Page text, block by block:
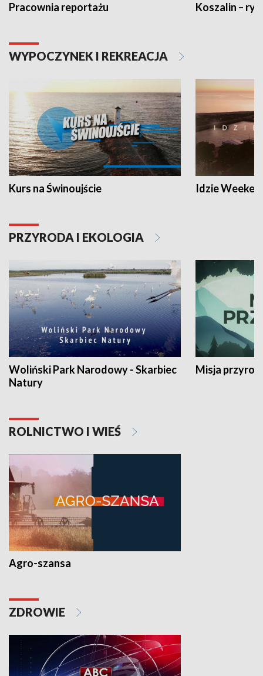
Pracownia reportażu Koszalin –
WYPOCZYNEK I REKREACJA
Kurs na Świnoujście Idzie
PRZYRODA I EKOLOGIA
Woliński Park Narodowy - Skarbiec
Natury
Misja
ROLNICTWO I WIEŚ
Agro-szansa
ZDROWIE